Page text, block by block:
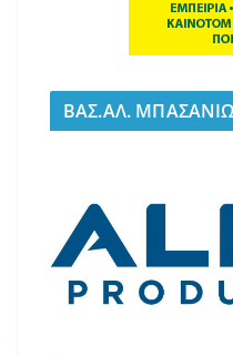
BΑΣ.ΑΛ.